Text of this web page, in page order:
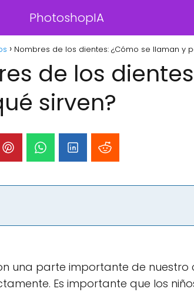
PhotoshopIA
Nombres de los dientes: ¿Cómo se llaman y
de los
sirven?
una parte importante de
Es importante que los